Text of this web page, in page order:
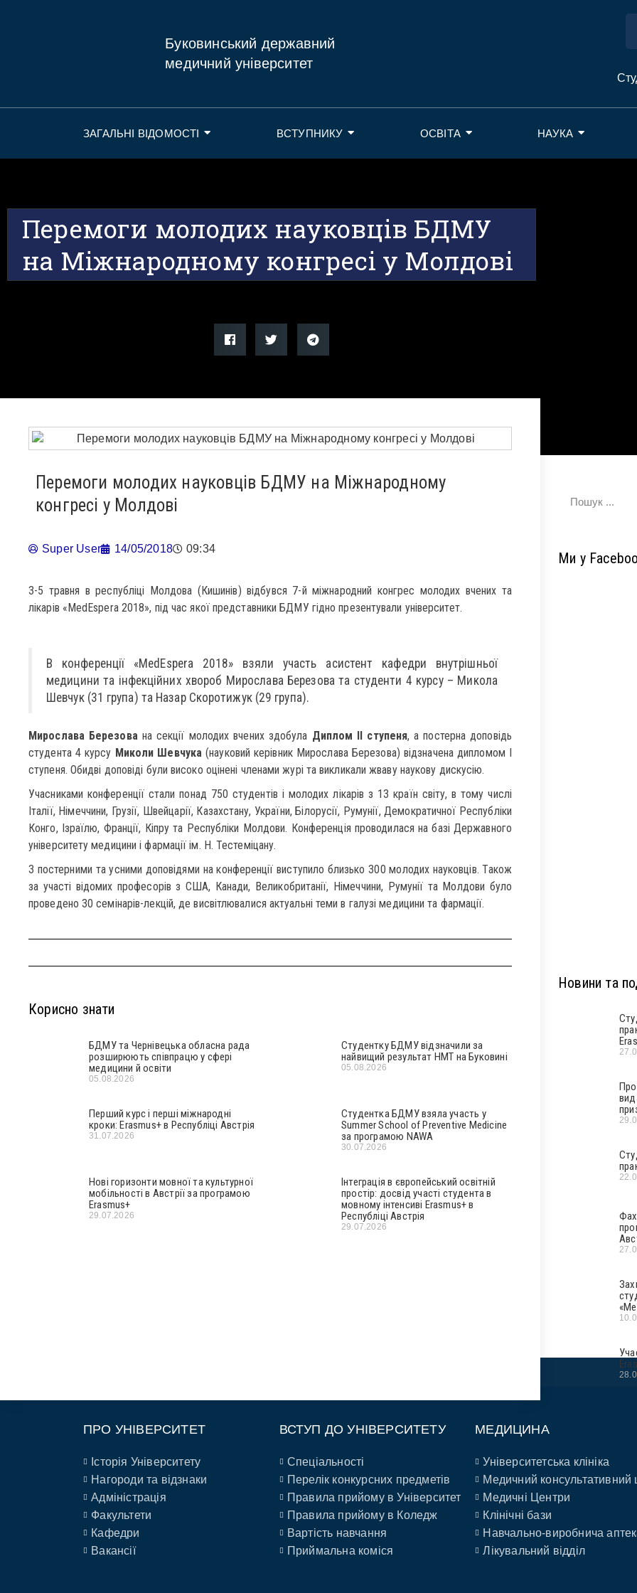
Буковинський державний
медичний університет
ЗАГАЛЬНІ ВІДОМОСТІ ВСТУПНИКУ ОСВІТА НАУКА
Перемоги молодих науковців БДМУ
на Міжнародному конгресі у Молдові
Перемоги молодих науковців БДМУ на Міжнародному
конгресі у Молдові
Super User 14/05/2018 09:34
3-5 травня в республіці Молдова (Кишинів) відбувся 7-й міжнародний конгрес молодих вчених та
лікарів «MedEspera 2018», під час якої представники БДМУ гідно презентували університет.
В конференції «MedEspera 2018» взяли участь асистент кафедри внутрішньої
медицини та інфекційних хвороб Мирослава Березова та студенти 4 курсу – Микола
Шевчук (31 група) та Назар Скоротижук (29 група).
Мирослава Березова на секції молодих вчених здобула Диплом ІІ ступеня, а постерна доповідь
студента 4 курсу Миколи Шевчука (науковий керівник Мирослава Березова) відзначена дипломом І
ступеня. Обидві доповіді були високо оцінені членами журі та викликали жваву наукову дискусію.
Учасниками конференції стали понад 750 студентів і молодих лікарів з 13 країн світу, в тому числі
Італії, Німеччини, Грузії, Швейцарії, Казахстану, України, Білорусії, Румунії, Демократичної Республіки
Конго, Ізраїлю, Франції, Кіпру та Республіки Молдови. Конференція проводилася на базі Державного
університету медицини і фармації ім. Н. Тестеміцану.
З постерними та усними доповідями на конференції виступило близько 300 молодих науковців. Також
за участі відомих професорів з США, Канади, Великобританії, Німеччини, Румунії та Молдови було
проведено 30 семінарів-лекцій, де висвітлювалися актуальні теми в галузі медицини та фармації.
Корисно знати
БДМУ та Чернівецька обласна рада
розширюють співпрацю у сфері
медицини й освіти
05.08.2026
Студентку БДМУ відзначили за
найвищий результат НМТ на Буковині
05.08.2026
Перший курс і перші міжнародні
кроки: Erasmus+ в Республіці Австрія
31.07.2026
Студентка БДМУ взяла участь у
Summer School of Preventive Medicine
за програмою NAWA
30.07.2026
Нові горизонти мовної та культурної
мобільності в Австрії за програмою
Erasmus+
29.07.2026
Інтеграція в європейський освітній
простір: досвід участі студента в
мовному інтенсиві Erasmus+ в
Республіці Австрія
29.07.2026
Ми у
Новини та
ПРО УНІВЕРСИТЕТ
Історія Університету
Нагороди та відзнаки
Адміністрація
Факультети
Кафедри
Вакансії
ВСТУП ДО УНІВЕРСИТЕТУ
Спеціальності
Перелік конкурсних предметів
Правила прийому в Університет
Правила прийому в Коледж
Вартість навчання
Приймальна коміся
МЕДИЦИНА
Університетська клініка
Медичний консультативний
Медичні Центри
Клінічні бази
Навчально-виробнича
Лікувальний відділ